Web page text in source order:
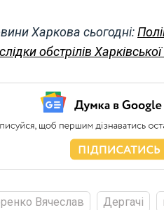
Харкова сьогодні:
обстрілів
Вячеслав Дергачі